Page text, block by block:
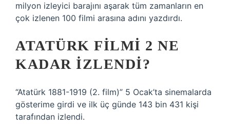
milyon izleyici barajını aşarak tüm zamanların en
çok izlenen 100 filmi arasına adını yazdırdı.
ATATÜRK FILMI 2 NE
KADAR IZLENDI?
“Atatürk 1881-1919 (2. film)” 5 Ocak’ta sinemalarda
gösterime girdi ve ilk üç günde 143 bin 431 kişi
tarafından izlendi.